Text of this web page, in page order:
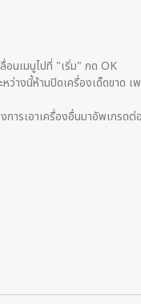
อนเมนูไปที่ "เริ่ม" กด OK
างนี้ห้ามปิดเครื่องเด็ดขาด
รเอาเครื่องอื่นมาอัพเกรด